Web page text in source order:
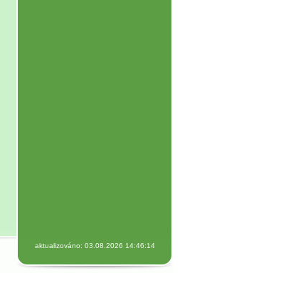
aktualizováno: 03.08.2026 14:46:14